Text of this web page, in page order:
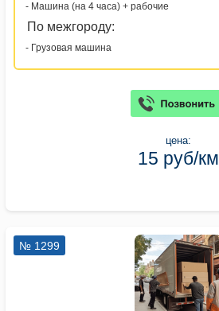
- Машина (на 4 часа) + рабочие
По межгороду:
- Грузовая машина
цена:
15 руб/км
№ 1299